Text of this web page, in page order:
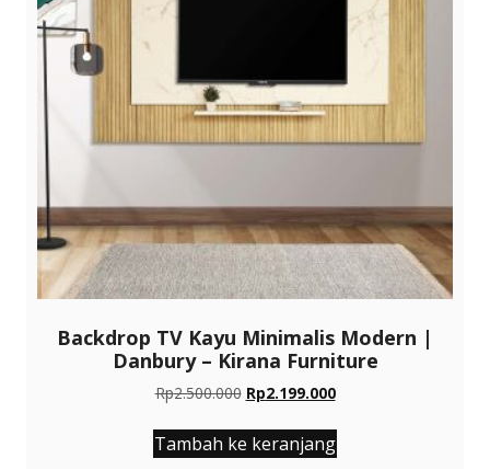
Backdrop TV Kayu Minimalis Modern |
Danbury – Kirana Furniture
Rp2.500.000 Harga
adalah:
Rp2.500.000.
Rp2.199.000Harga
ini
adalah:
Tambah ke keranjang